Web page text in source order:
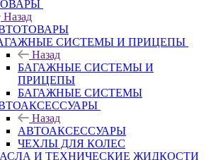
Назад
СИСТЕМЫ И ПРИЦЕПЫ
Назад
БАГАЖНЫЕ СИСТЕМЫ И
ПРИЦЕПЫ
БАГАЖНЫЕ СИСТЕМЫ
Назад
АВТОАКСЕССУАРЫ
ЧЕХЛЫ ДЛЯ КОЛЕС
И ТЕХНИЧЕСКИЕ ЖИДКОСТИ